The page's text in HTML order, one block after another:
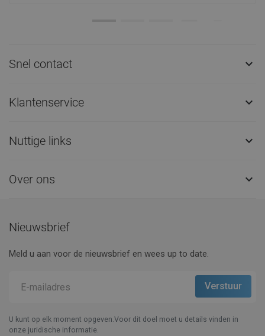
Snel contact 
Klantenservice 
Nuttige links 
Over ons 
Nieuwsbrief
Meld u aan voor de nieuwsbrief en wees up to date.
U kunt op elk moment opgeven.Voor dit doel moet u details vinden in
onze juridische informatie.